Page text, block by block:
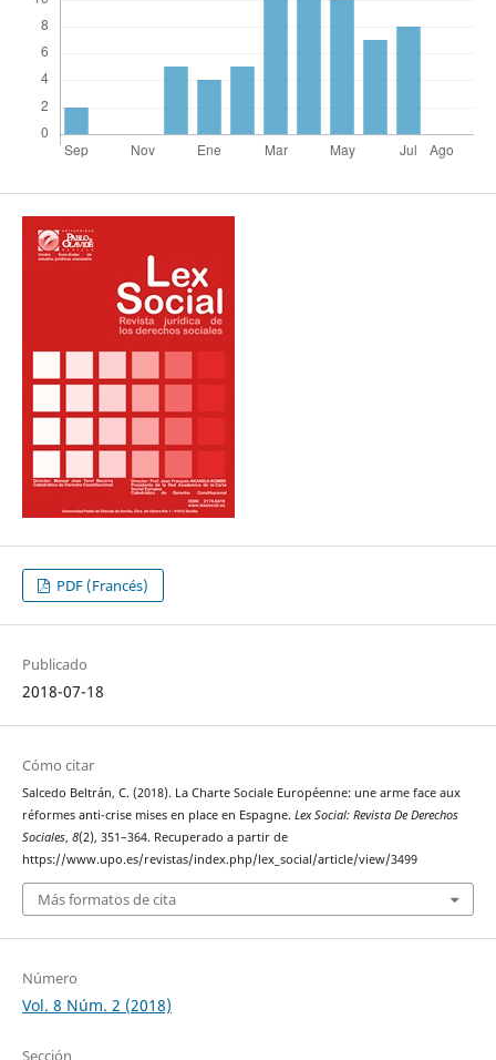
PDF (Francés)
Publicado
2018-07-18
Cómo citar
Salcedo Beltrán, C. (2018). La Charte Sociale Européenne: une arme face aux
réformes anti-crise mises en place en Espagne. Lex Social: Revista De Derechos
Sociales, 8(2), 351–364. Recuperado a partir de
https://www.upo.es/revistas/index.php/lex_social/article/view/3499
Más formatos de cita
Número
Vol. 8 Núm. 2 (2018)
Sección